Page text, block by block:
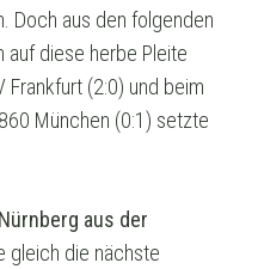
Doch aus den folgenden
auf diese herbe Pleite
(2:0) und beim
München (0:1) setzte
aus der
gleich die nächste